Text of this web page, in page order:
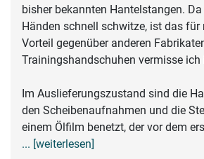
bisher bekannten Hantelstangen.
Händen schnell schwitze, ist das für
Vorteil gegenüber anderen
Trainingshandschuhen vermisse ich
Im Auslieferungszustand sind die
den Scheibenaufnahmen und die
einem Ölfilm benetzt, der vor dem
... [weiterlesen]